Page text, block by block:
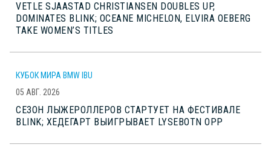
VETLE SJAASTAD CHRISTIANSEN DOUBLES UP,
DOMINATES BLINK; OCEANE MICHELON, ELVIRA OEBERG
TAKE WOMEN’S TITLES
КУБОК МИРА BMW IBU
05 АВГ. 2026
СЕЗОН ЛЫЖЕРОЛЛЕРОВ СТАРТУЕТ НА ФЕСТИВАЛЕ
BLINK; ХЕДЕГАРТ ВЫИГРЫВАЕТ LYSEBOTN OPP